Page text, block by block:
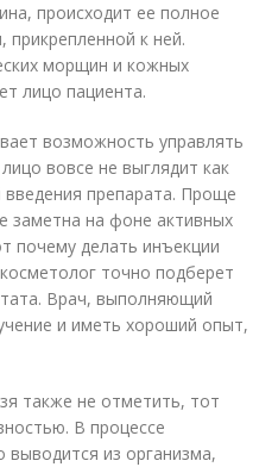
происходит ее полное
к ней.
морщин и кожных
лицо пациента.
возможность управлять
вовсе не выглядит как
введения препарата. Проще
заметна на фоне активных
почему делать инъекции
точно подберет
Врач, выполняющий
и иметь хороший опыт,
также не отметить, тот
В про­цес­се
из организма,